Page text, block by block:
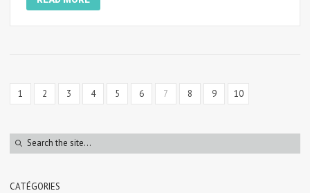
1 2 3 4 5 6 7 8 9 10
CATÉGORIES